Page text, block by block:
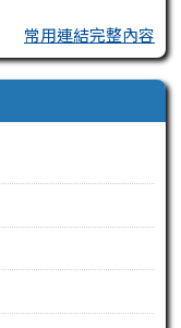
常用連結完整內容